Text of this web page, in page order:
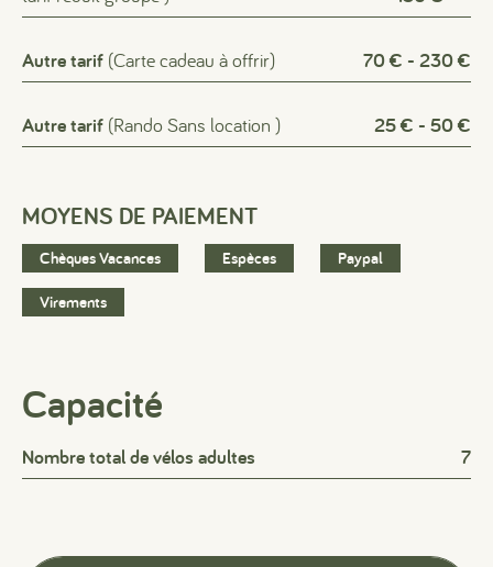
Autre tarif (Carte cadeau à offrir) 70 € - 230 €
Autre tarif (Rando Sans location ) 25 € - 50 €
MOYENS DE PAIEMENT
Chèques Vacances Espèces Paypal
Virements
Capacité
Nombre total de vélos adultes 7